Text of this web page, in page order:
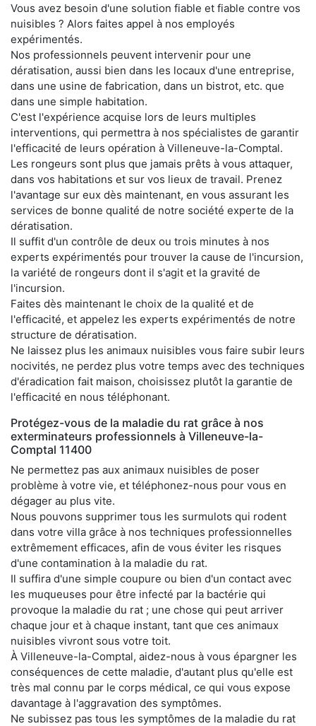
Vous avez besoin d'une solution fiable et fiable contre vos
nuisibles ? Alors faites appel à nos employés
expérimentés.
Nos professionnels peuvent intervenir pour une
dératisation, aussi bien dans les locaux d'une entreprise,
dans une usine de fabrication, dans un bistrot, etc. que
dans une simple habitation.
C'est l'expérience acquise lors de leurs multiples
interventions, qui permettra à nos spécialistes de garantir
l'efficacité de leurs opération à Villeneuve-la-Comptal.
Les rongeurs sont plus que jamais prêts à vous attaquer,
dans vos habitations et sur vos lieux de travail. Prenez
l'avantage sur eux dès maintenant, en vous assurant les
services de bonne qualité de notre société experte de la
dératisation.
Il suffit d'un contrôle de deux ou trois minutes à nos
experts expérimentés pour trouver la cause de l'incursion,
la variété de rongeurs dont il s'agit et la gravité de
l'incursion.
Faites dès maintenant le choix de la qualité et de
l'efficacité, et appelez les experts expérimentés de notre
structure de dératisation.
Ne laissez plus les animaux nuisibles vous faire subir leurs
nocivités, ne perdez plus votre temps avec des techniques
d'éradication fait maison, choisissez plutôt la garantie de
l'efficacité en nous téléphonant.
Protégez-vous de la maladie du rat grâce à nos
exterminateurs professionnels à Villeneuve-la-
Comptal 11400
Ne permettez pas aux animaux nuisibles de poser
problème à votre vie, et téléphonez-nous pour vous en
dégager au plus vite.
Nous pouvons supprimer tous les surmulots qui rodent
dans votre villa grâce à nos techniques professionnelles
extrêmement efficaces, afin de vous éviter les risques
d'une contamination à la maladie du rat.
Il suffira d'une simple coupure ou bien d'un contact avec
les muqueuses pour être infecté par la bactérie qui
provoque la maladie du rat ; une chose qui peut arriver
chaque jour et à chaque instant, tant que ces animaux
nuisibles vivront sous votre toit.
À Villeneuve-la-Comptal, aidez-nous à vous épargner les
conséquences de cette maladie, d'autant plus qu'elle est
très mal connu par le corps médical, ce qui vous expose
davantage à l'aggravation des symptômes.
Ne subissez pas tous les symptômes de la maladie du rat